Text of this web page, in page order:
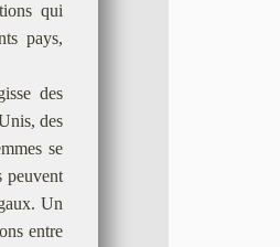
qui
pays,
des
des
se
peuvent
Un
entre